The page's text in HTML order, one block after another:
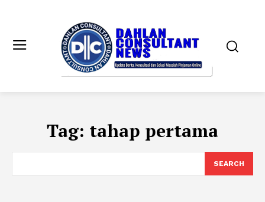
Tag: tahap pertama
SEARCH